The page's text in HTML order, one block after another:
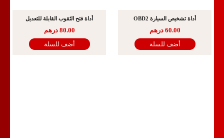
أداة تشخيص السيارة OBD2
60.00 درهم
أضف للسلة
أداة فتح الثقوب القابلة للتعديل
80.00 درهم
أضف للسلة